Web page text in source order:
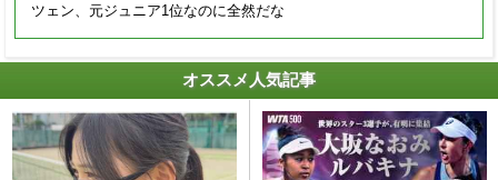
ツェン、元ジュニア1位なのに全然だな
オススメ人気記事